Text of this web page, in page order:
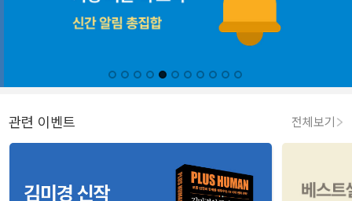
관련 이벤트 전체보기